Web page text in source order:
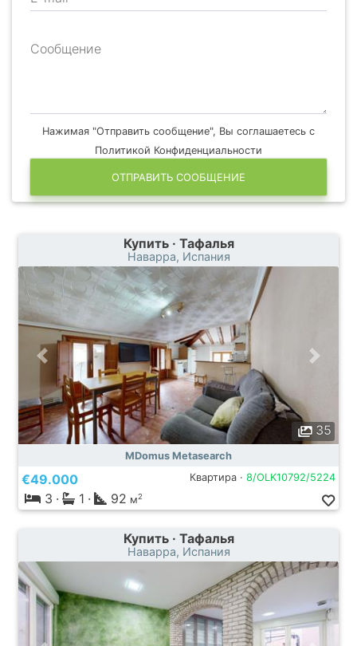
Сообщение
Нажимая "Отправить сообщение", Вы соглашаетесь с
Политикой Конфиденциальности
ОТПРАВИТЬ СООБЩЕНИЕ
Купить · Тафалья
Наварра, Испания
35
MDomus Metasearch
€49.000 Квартира · 8/OLK10792/5224
3 · 1 · 92 м2
Купить · Тафалья
Наварра, Испания